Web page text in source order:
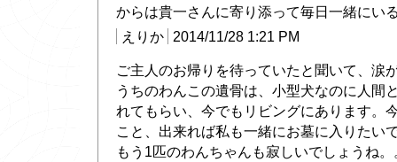
からは貴一さんに寄り添って毎日一緒にい
えりか
2014/11/28 1:21 PM
ご主人のお帰りを待っていたと聞いて、涙
うちのわんこの遺骨は、小型犬なのに人間
れてもらい、今でもリビングにあります。
こと、出来れば私も一緒にお墓に入りたい
もう1匹のわんちゃんも寂しいでしょうね。